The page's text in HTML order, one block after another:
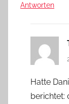
Antworten
Hatte
berichtet: